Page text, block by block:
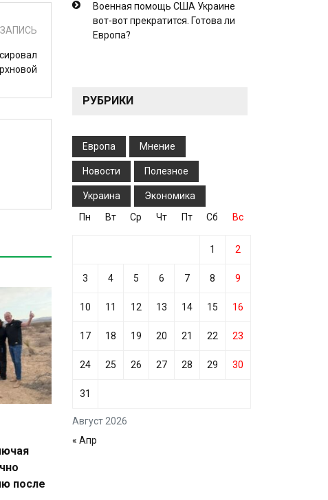
после
Военная помощь США Украине
вот-вот прекратится. Готова ли
Европа?
РУБРИКИ
Европа Мнение
Новости Полезное
Украина Экономика
Август 2026
Пн Вт Ср Чт Пт Сб Вс
1 2
3 4 5 6 7 8 9
10 11 12 13 14 15 16
17 18 19 20 21 22 23
24 25 26 27 28 29 30
31
« Апр